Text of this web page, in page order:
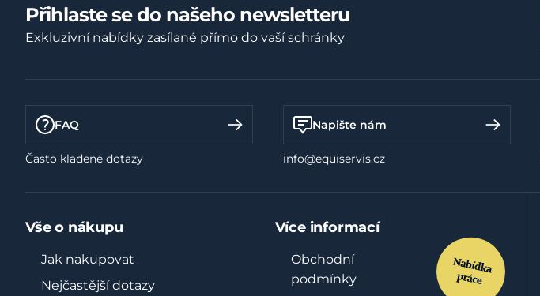
Přihlaste se do našeho newsletteru
Exkluzivní nabídky zasílané přímo do vaší schránky
FAQ
Často kladené dotazy
Napište nám
info@equiservis.cz
Vše o nákupu
Jak nakupovat
Nejčastější dotazy
Více informací
Obchodní
podmínky